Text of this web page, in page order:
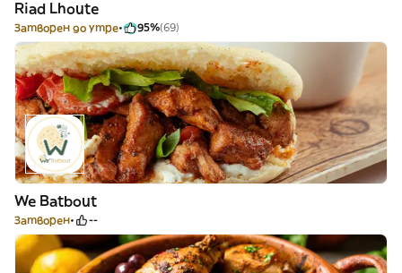
Riad Lhoute
Затворен до утре 95%(69)
We Batbout
Затворен --